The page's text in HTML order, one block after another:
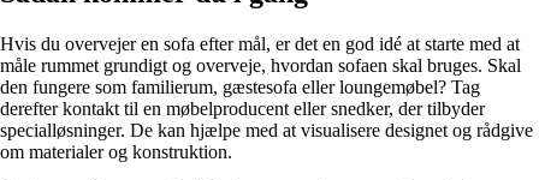
Hvis du overvejer en sofa efter mål, er det en god idé at starte med at
måle rummet grundigt og overveje, hvordan sofaen skal bruges. Skal
den fungere som familierum, gæstesofa eller loungemøbel? Tag
derefter kontakt til en møbelproducent eller snedker, der tilbyder
specialløsninger. De kan hjælpe med at visualisere designet og rådgive
om materialer og konstruktion.